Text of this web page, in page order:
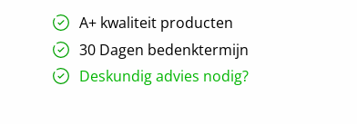
hoeveelheid
A+ kwaliteit producten
30 Dagen bedenktermijn
Deskundig advies nodig?